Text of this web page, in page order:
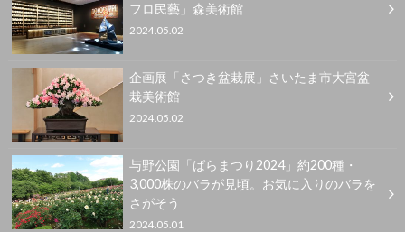
フロ民藝」森美術館
2024.05.02
企画展「さつき盆栽展」さいたま市大宮盆
栽美術館
2024.05.02
与野公園「ばらまつり2024」約200種・
3,000株のバラが見頃。お気に入りのバラを
さがそう
2024.05.01